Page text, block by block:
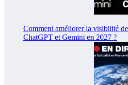
Comment améliorer la visibilité
ChatGPT et Gemini en 2027 ?